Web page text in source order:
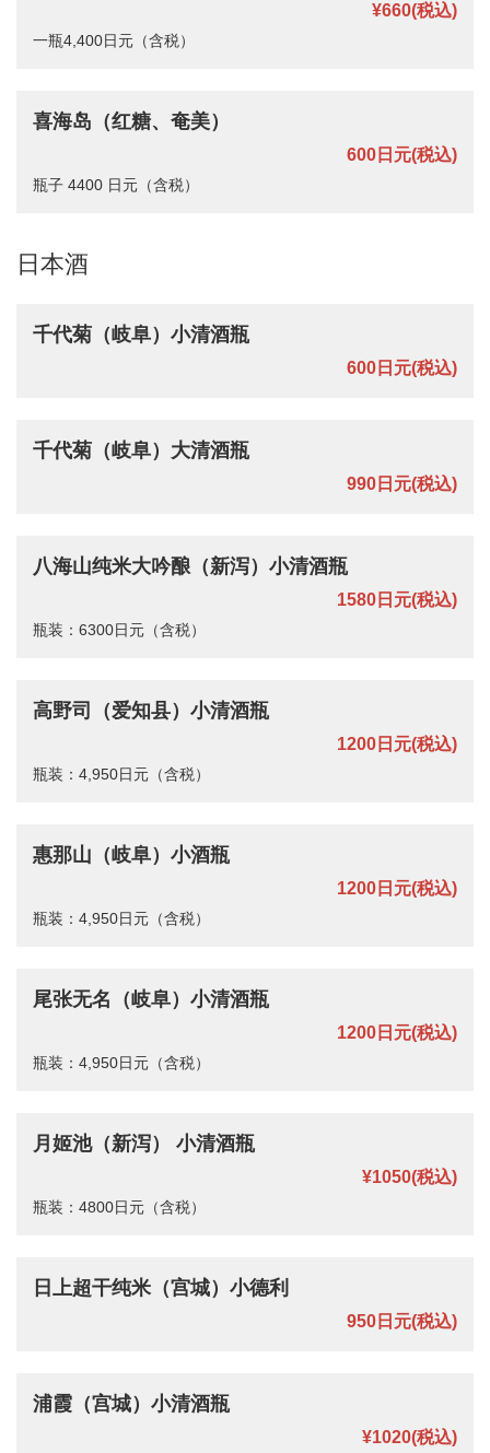
¥660(税込)
一瓶4,400日元（含税）
喜海岛（红糖、奄美）
600日元(税込)
瓶子 4400 日元（含税）
日本酒
千代菊（岐阜）小清酒瓶
600日元(税込)
千代菊（岐阜）大清酒瓶
990日元(税込)
八海山纯米大吟酿（新泻）小清酒瓶
1580日元(税込)
瓶装：6300日元（含税）
高野司（爱知县）小清酒瓶
1200日元(税込)
瓶装：4,950日元（含税）
惠那山（岐阜）小酒瓶
1200日元(税込)
瓶装：4,950日元（含税）
尾张无名（岐阜）小清酒瓶
1200日元(税込)
瓶装：4,950日元（含税）
月姬池（新泻） 小清酒瓶
¥1050(税込)
瓶装：4800日元（含税）
日上超干纯米（宫城）小德利
950日元(税込)
浦霞（宫城）小清酒瓶
¥1020(税込)